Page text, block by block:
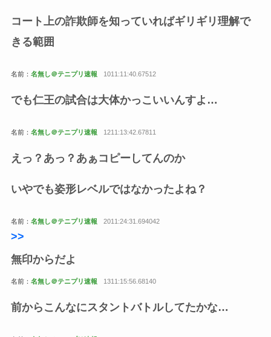
コート上の詐欺師を知っていればギリギリ理解で
きる範囲
名前： 名無し＠テニプリ速報 1011:11:40.67512
でも仁王の試合は大体かっこいいんすよ…
名前： 名無し＠テニプリ速報 1211:13:42.67811
えっ？あっ？あぁコピーしてんのか
いやでも姿形レベルではなかったよね？
名前： 名無し＠テニプリ速報 2011:24:31.694042
>>
無印からだよ
名前： 名無し＠テニプリ速報 1311:15:56.68140
前からこんなにスタントバトルしてたかな…